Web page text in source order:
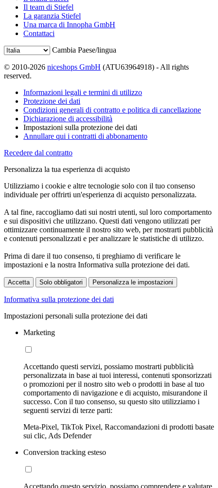
Il team di Stiefel
La garanzia Stiefel
Una marca di Innopha GmbH
Contattaci
Cambia Paese/lingua
© 2010-2026 niceshops GmbH (ATU63964918) - All rights
reserved.
Informazioni legali e termini di utilizzo
Protezione dei dati
Condizioni generali di contratto e politica di cancellazione
Dichiarazione di accessibilità
Impostazioni sulla protezione dei dati
Annullare qui i contratti di abbonamento
Recedere dal contratto
Personalizza la tua esperienza di acquisto
Utilizziamo i cookie e altre tecnologie solo con il tuo consenso
individuale per offrirti un'esperienza di acquisto personalizzata.
A tal fine, raccogliamo dati sui nostri utenti, sul loro comportamento
e sui dispositivi che utilizzano. Questi dati vengono utilizzati per
ottimizzare continuamente il nostro sito web, per mostrarti pubblicità
e contenuti personalizzati e per analizzare le statistiche di utilizzo.
Prima di dare il tuo consenso, ti preghiamo di verificare le
impostazioni e la nostra Informativa sulla protezione dei dati.
Accetta Solo obbligatori Personalizza le impostazioni
Informativa sulla protezione dei dati
Impostazioni personali sulla protezione dei dati
Marketing
Accettando questi servizi, possiamo mostrarti pubblicità
personalizzata in base ai tuoi interessi, contenuti sponsorizzati
o promozioni per il nostro sito web o prodotti in base al tuo
comportamento di navigazione e di acquisto, misurandone il
successo. Con il tuo consenso, su questo sito utilizziamo i
seguenti servizi di terze parti:
Meta-Pixel, TikTok Pixel, Raccomandazioni di prodotti basate
sui clic, Ads Defender
Conversion tracking esteso